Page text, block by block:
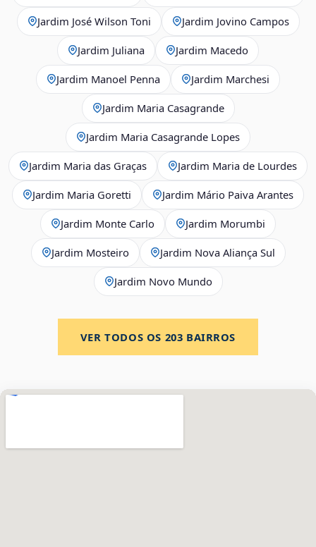
Jardim José Wilson Toni Jardim Jovino Campos
Jardim Juliana Jardim Macedo
Jardim Manoel Penna Jardim Marchesi
Jardim Maria Casagrande
Jardim Maria Casagrande Lopes
Jardim Maria das Graças Jardim Maria de Lourdes
Jardim Maria Goretti Jardim Mário Paiva Arantes
Jardim Monte Carlo Jardim Morumbi
Jardim Mosteiro Jardim Nova Aliança Sul
Jardim Novo Mundo
VER TODOS OS 203 BAIRROS